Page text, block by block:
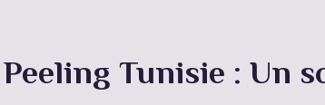
Peeling Tunisie : Un